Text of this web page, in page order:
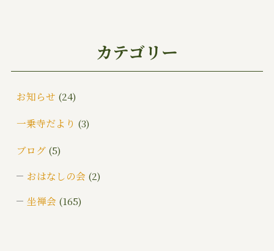
カテゴリー
お知らせ (24)
一乗寺だより (3)
ブログ(5)
おはなしの会 (2)
坐禅会 (165)